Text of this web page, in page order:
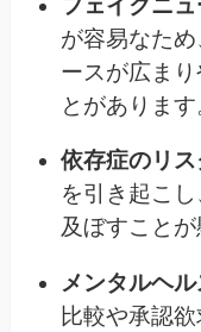
が容易なた
ースが広ま
とがあります
依存症のリス
を引き起こ
及ぼすことが
メンタルヘ
比較や承認